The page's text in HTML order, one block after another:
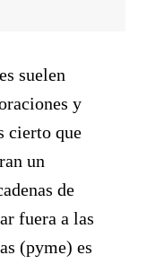
suelen
y
cierto que
un
de
fuera a las
(pyme) es